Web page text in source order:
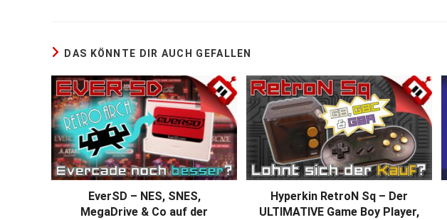
DAS KÖNNTE DIR AUCH GEFALLEN
EverSD – NES, SNES,
MegaDrive & Co auf der
Hyperkin RetroN Sq – Der
ULTIMATIVE Game Boy Player,